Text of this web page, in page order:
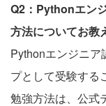
Q2：Pythonエン
方法についてお教
Pythonエンジニア
プとして受験する
勉強方法は、公式